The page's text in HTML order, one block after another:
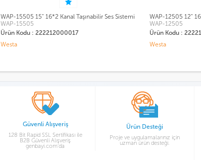
WAP-12505 12" 16*2 Kanal Taşınabilir Ses Sistemi
WAP-12505
Ürün Kodu : 222212000016
Westa
WAP-500T +1
WAP-500T
Ürün Kodu :
Westa
Güvenli Alışveriş
128 Bit Rapid SSL Sertifikası ile
B2B Güvenli Alışveriş
genbayi.com’da
Ürün Desteği
Proje ve uygulamalarınız için
uzman ürün desteği.